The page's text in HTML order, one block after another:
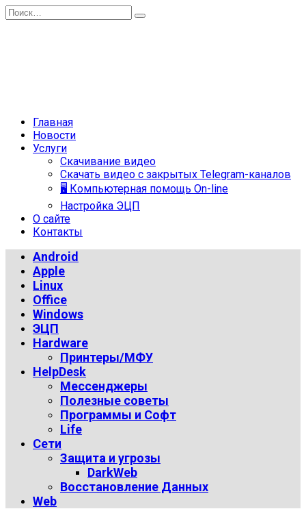
Перейти
к
Search
for:
Главная
Новости
Услуги
Скачивание видео
Скачать видео с закрытых Telegram-каналов
🖥 Компьютерная помощь On-line
Настройка ЭЦП
О сайте
Контакты
Android
Apple
Linux
Office
Windows
ЭЦП
Hardware
Принтеры/МФУ
HelpDesk
Мессенджеры
Полезные советы
Программы и Софт
Life
Сети
Защита и угрозы
DarkWeb
Восстановление Данных
Web